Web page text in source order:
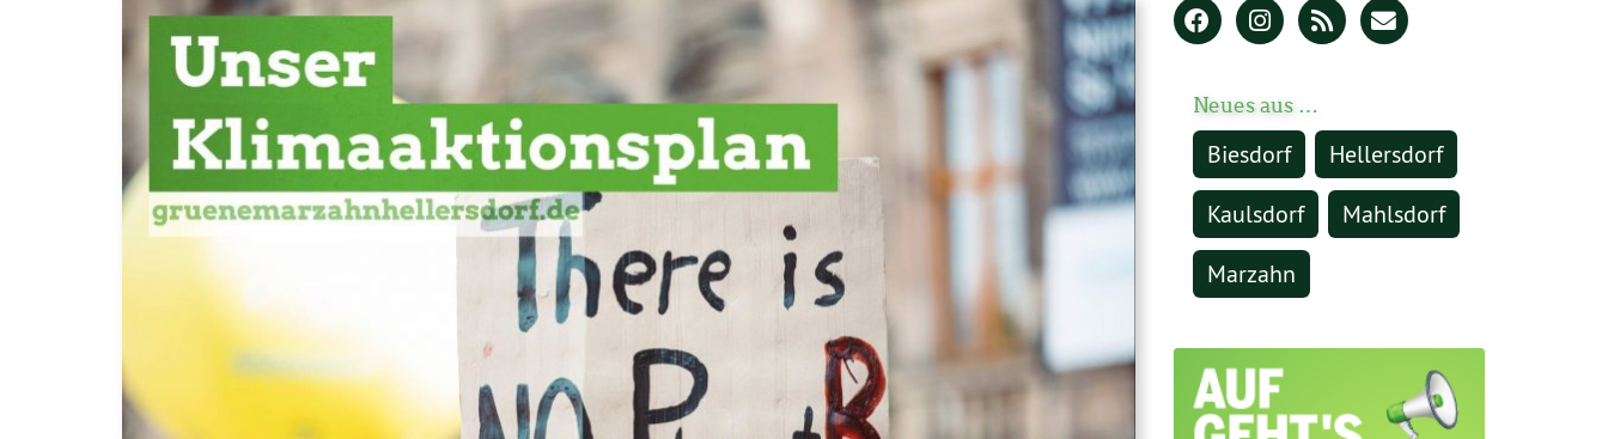
Neues aus …
Biesdorf
Hellersdorf
Kaulsdorf
Mahlsdorf
Marzahn